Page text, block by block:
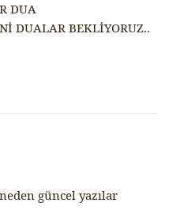
DUA
DUALAR BEKLİYORUZ..
güncel yazılar